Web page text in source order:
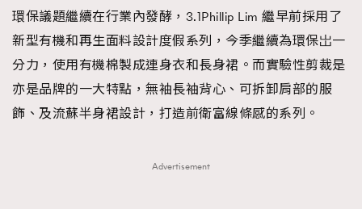
環保議題繼續在行業內發酵，3.1Phillip Lim 繼早前採用了
新型有機和再生面料設計度假系列，今季繼續為環保岀一
分力，使用有機棉製成連身衣和長身裙。而實驗性剪裁是
亦是品牌的一大特點，無袖長袖背心、可拆卸肩部的服
飾、及流蘇半身裙設計，打造前衛富線條感的系列。
Advertisement